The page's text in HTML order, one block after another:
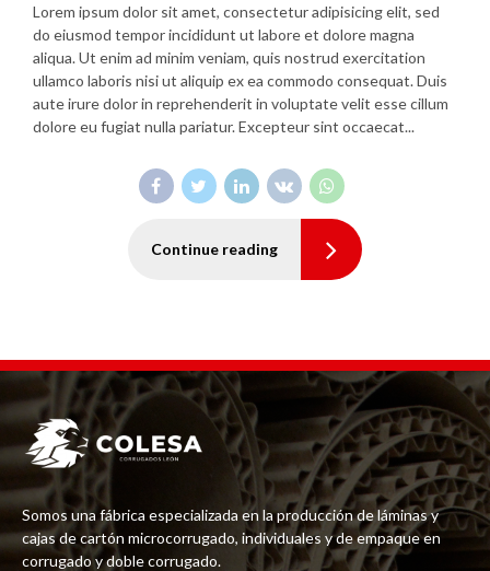
Lorem ipsum dolor sit amet, consectetur adipisicing elit, sed
do eiusmod tempor incididunt ut labore et dolore magna
aliqua. Ut enim ad minim veniam, quis nostrud exercitation
ullamco laboris nisi ut aliquip ex ea commodo consequat. Duis
aute irure dolor in reprehenderit in voluptate velit esse cillum
dolore eu fugiat nulla pariatur. Excepteur sint occaecat...
Continue reading
Somos una fábrica especializada en la producción de láminas y
cajas de cartón microcorrugado, individuales y de empaque en
corrugado y doble corrugado.